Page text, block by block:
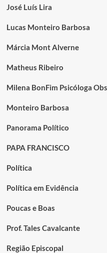
José Luís Lira
Lucas Monteiro Barbosa
Márcia Mont Alverne
Matheus Ribeiro
Milena BonFim Psicóloga
Monteiro Barbosa
Panorama Político
PAPA FRANCISCO
Política
Política em Evidência
Poucas e Boas
Prof. Tales Cavalcante
Região Episcopal